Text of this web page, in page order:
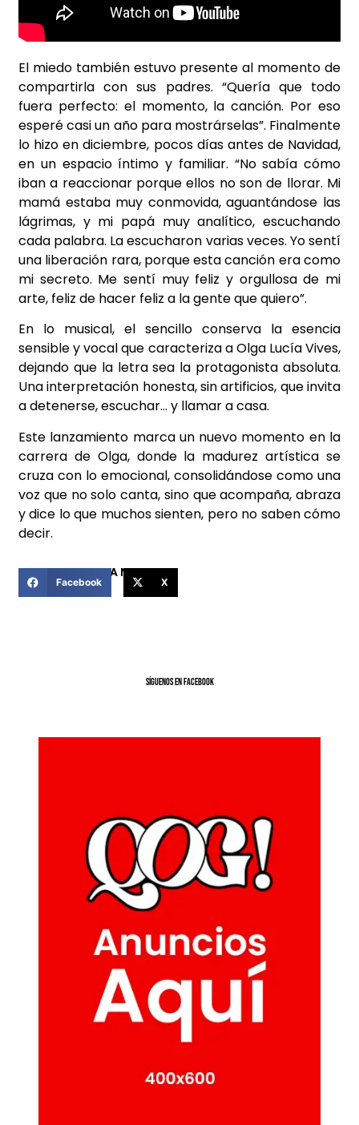
El miedo también estuvo presente al momento de
compartirla con sus padres. “Quería que todo
fuera perfecto: el momento, la canción. Por eso
esperé casi un año para mostrárselas”. Finalmente
lo hizo en diciembre, pocos días antes de Navidad,
en un espacio íntimo y familiar. “No sabía cómo
iban a reaccionar porque ellos no son de llorar. Mi
mamá estaba muy conmovida, aguantándose las
lágrimas, y mi papá muy analítico, escuchando
cada palabra. La escucharon varias veces. Yo sentí
una liberación rara, porque esta canción era como
mi secreto. Me sentí muy feliz y orgullosa de mi
arte, feliz de hacer feliz a la gente que quiero”.
En lo musical, el sencillo conserva la esencia
sensible y vocal que caracteriza a Olga Lucía Vives,
dejando que la letra sea la protagonista absoluta.
Una interpretación honesta, sin artificios, que invita
a detenerse, escuchar… y llamar a casa.
Este lanzamiento marca un nuevo momento en la
carrera de Olga, donde la madurez artística se
cruza con lo emocional, consolidándose como una
voz que no solo canta, sino que acompaña, abraza
y dice lo que muchos sienten, pero no saben cómo
decir.
COMPARTIR ESTA NOTICIA
Facebook X
SíGUENOS EN FACEBOOK